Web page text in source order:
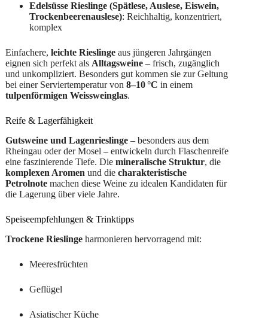
Edelsüsse Rieslinge (Spätlese, Auslese, Eiswein,
Trockenbeerenauslese): Reichhaltig, konzentriert,
komplex
Einfachere, leichte Rieslingeaus jüngeren Jahrgängen
eignen sich perfekt als Alltagsweine– frisch, zugänglich
und unkompliziert. Besonders gut kommen sie zur Geltung
bei einer Serviertemperatur von 8–10 °C in einem
tulpenförmigen Weissweinglas.
Reife & Lagerfähigkeit
Gutsweine und Lagenrieslinge– besonders aus dem
Rheingau oder der Mosel – entwickeln durch Flaschenreife
eine faszinierende Tiefe. Die mineralische Struktur, die
komplexen Aromen und die charakteristische
Petrolnotemachen diese Weine zu idealen Kandidaten für
die Lagerung über viele Jahre.
Speiseempfehlungen & Trinktipps
Trockene Rieslingeharmonieren hervorragend mit:
Meeresfrüchten
Geflügel
Asiatischer Küche